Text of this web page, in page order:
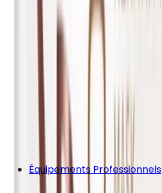
Équipements Professionnels